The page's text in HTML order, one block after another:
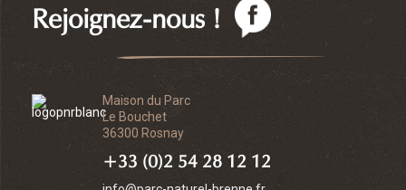
Maison du Parc
Le Bouchet
36300 Rosnay
+33 (0)2 54 28 12 12
Rejoignez-nous !